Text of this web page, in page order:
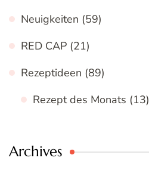
Neuigkeiten (59)
RED CAP (21)
Rezeptideen (89)
Rezept des Monats (13)
Archives